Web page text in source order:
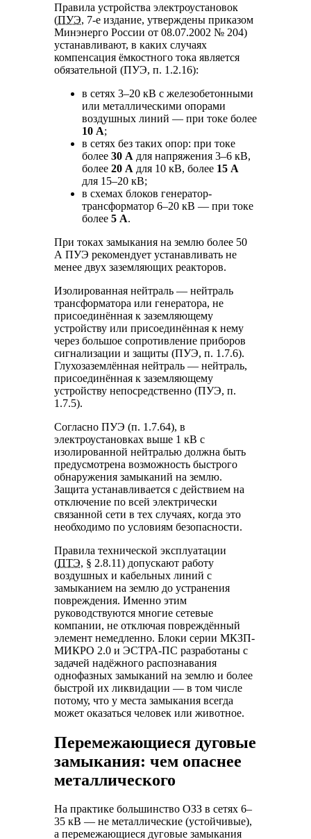
Правила устройства электроустановок
(ПУЭ, 7-е издание, утверждены приказом
Минэнерго России от 08.07.2002 № 204)
устанавливают, в каких случаях
компенсация ёмкостного тока является
обязательной (ПУЭ, п. 1.2.16):
в сетях 3–20 кВ с железобетонными
или металлическими опорами
воздушных линий — при токе более
10 А;
в сетях без таких опор: при токе
более 30 А для напряжения 3–6 кВ,
более 20 А для 10 кВ, более 15 А
для 15–20 кВ;
в схемах блоков генератор-
трансформатор 6–20 кВ — при токе
более 5 А.
При токах замыкания на землю более 50
А ПУЭ рекомендует устанавливать не
менее двух заземляющих реакторов.
Изолированная нейтраль — нейтраль
трансформатора или генератора, не
присоединённая к заземляющему
устройству или присоединённая к нему
через большое сопротивление приборов
сигнализации и защиты (ПУЭ, п. 1.7.6).
Глухозаземлённая нейтраль — нейтраль,
присоединённая к заземляющему
устройству непосредственно (ПУЭ, п.
1.7.5).
Согласно ПУЭ (п. 1.7.64), в
электроустановках выше 1 кВ с
изолированной нейтралью должна быть
предусмотрена возможность быстрого
обнаружения замыканий на землю.
Защита устанавливается с действием на
отключение по всей электрически
связанной сети в тех случаях, когда это
необходимо по условиям безопасности.
Правила технической эксплуатации
(ПТЭ, § 2.8.11) допускают работу
воздушных и кабельных линий с
замыканием на землю до устранения
повреждения. Именно этим
руководствуются многие сетевые
компании, не отключая повреждённый
элемент немедленно. Блоки серии МКЗП-
МИКРО 2.0 и ЭСТРА-ПС разработаны с
задачей надёжного распознавания
однофазных замыканий на землю и более
быстрой их ликвидации — в том числе
потому, что у места замыкания всегда
может оказаться человек или животное.
Перемежающиеся дуговые
замыкания: чем опаснее
металлического
На практике большинство ОЗЗ в сетях 6–
35 кВ — не металлические (устойчивые),
а перемежающиеся дуговые замыкания